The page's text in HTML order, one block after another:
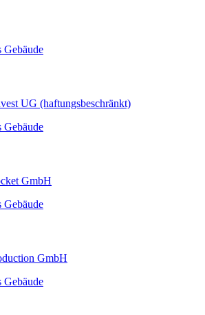
Gebäude
UG (haftungsbeschränkt)
Gebäude
GmbH
Gebäude
GmbH
Gebäude